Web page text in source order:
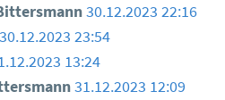
30.12.2023 22:16
30.12.2023 23:54
13:24
31.12.2023 12:09